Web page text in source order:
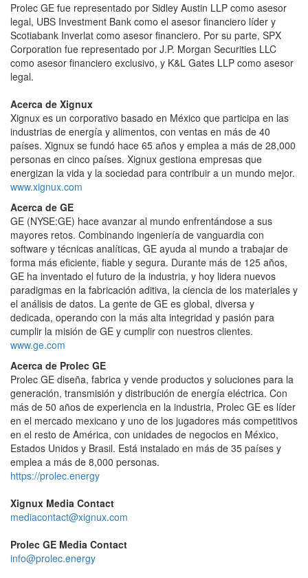
Prolec GE fue representado por Sidley Austin LLP como asesor
legal, UBS Investment Bank como el asesor financiero líder y
Scotiabank Inverlat como asesor financiero. Por su parte, SPX
Corporation fue representado por J.P. Morgan Securities LLC
como asesor financiero exclusivo, y K&L Gates LLP como asesor
legal.
Acerca de Xignux
Xignux es un corporativo basado en México que participa en las
industrias de energía y alimentos, con ventas en más de 40
países. Xignux se fundó hace 65 años y emplea a más de 28,000
personas en cinco países. Xignux gestiona empresas que
energizan la vida y la sociedad para contribuir a un mundo mejor.
www.xignux.com
Acerca de GE
GE (NYSE:GE) hace avanzar al mundo enfrentándose a sus
mayores retos. Combinando ingeniería de vanguardia con
software y técnicas analíticas, GE ayuda al mundo a trabajar de
forma más eficiente, fiable y segura. Durante más de 125 años,
GE ha inventado el futuro de la industria, y hoy lidera nuevos
paradigmas en la fabricación aditiva, la ciencia de los materiales y
el análisis de datos. La gente de GE es global, diversa y
dedicada, operando con la más alta integridad y pasión para
cumplir la misión de GE y cumplir con nuestros clientes.
www.ge.com
Acerca de Prolec GE
Prolec GE diseña, fabrica y vende productos y soluciones para la
generación, transmisión y distribución de energía eléctrica. Con
más de 50 años de experiencia en la industria, Prolec GE es líder
en el mercado mexicano y uno de los jugadores más competitivos
en el resto de América, con unidades de negocios en México,
Estados Unidos y Brasil. Está instalado en más de 35 países y
emplea a más de 8,000 personas.
https://prolec.energy
Xignux Media Contact
mediacontact@xignux.com
Prolec GE Media Contact
info@prolec.energy